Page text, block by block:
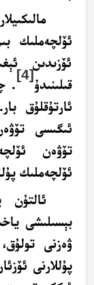
ئۆلچەملىك
ئۆزىدىن
قىلىنىدۇ
[4]
.
ئارتۇقلۇق
ئىگىسى
تۆۋەن
ئۆلچەملىك
ئالتۇن
بېسىلىشى
ۋەزنى
پۇللارنى